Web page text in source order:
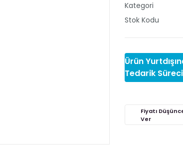
Kategori
Stok Kodu
Ürün
Tedarik
Fiyatı
Ver